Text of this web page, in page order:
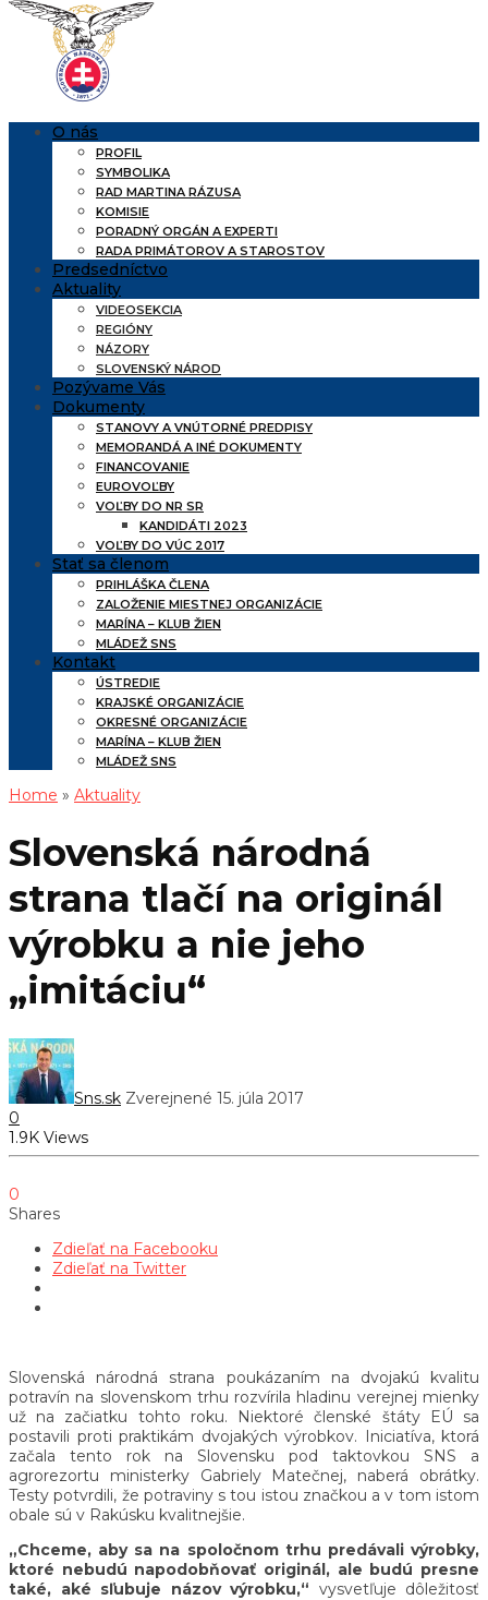
O nás
PROFIL
SYMBOLIKA
RAD MARTINA RÁZUSA
KOMISIE
PORADNÝ ORGÁN A EXPERTI
RADA PRIMÁTOROV A STAROSTOV
Predsedníctvo
Aktuality
VIDEOSEKCIA
REGIÓNY
NÁZORY
SLOVENSKÝ NÁROD
Pozývame Vás
Dokumenty
STANOVY A VNÚTORNÉ PREDPISY
MEMORANDÁ A INÉ DOKUMENTY
FINANCOVANIE
EUROVOĽBY
VOĽBY DO NR SR
KANDIDÁTI 2023
VOĽBY DO VÚC 2017
Stať sa členom
PRIHLÁŠKA ČLENA
ZALOŽENIE MIESTNEJ ORGANIZÁCIE
MARÍNA – KLUB ŽIEN
MLÁDEŽ SNS
Kontakt
ÚSTREDIE
KRAJSKÉ ORGANIZÁCIE
OKRESNÉ ORGANIZÁCIE
MARÍNA – KLUB ŽIEN
MLÁDEŽ SNS
Home » Aktuality
Slovenská národná
strana tlačí na originál
výrobku a nie jeho
„imitáciu“
Sns.sk Zverejnené 15. júla 2017
0
1.9K Views
0
Shares
Zdieľať na Facebooku
Zdieľať na Twitter
Slovenská národná strana poukázaním na dvojakú kvalitu
potravín na slovenskom trhu rozvírila hladinu verejnej mienky
už na začiatku tohto roku. Niektoré členské štáty EÚ sa
postavili proti praktikám dvojakých výrobkov. Iniciatíva, ktorá
začala tento rok na Slovensku pod taktovkou SNS a
agrorezortu ministerky Gabriely Matečnej, naberá obrátky.
Testy potvrdili, že potraviny s tou istou značkou a v tom istom
obale sú v Rakúsku kvalitnejšie.
„Chceme, aby sa na spoločnom trhu predávali výrobky,
ktoré nebudú napodobňovať originál, ale budú presne
také, aké sľubuje názov výrobku,“ vysvetľuje dôležitosť